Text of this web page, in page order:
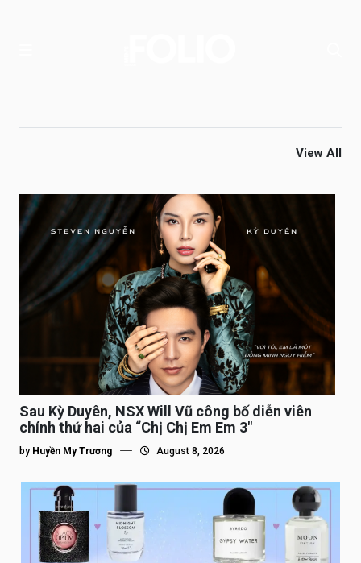
View All
Sau Kỳ Duyên, NSX Will Vũ công bố diễn viên
chính thứ hai của “Chị Chị Em Em 3″
by Huyền My Trương August 8, 2026